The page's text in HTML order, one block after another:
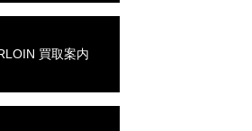
買取案内